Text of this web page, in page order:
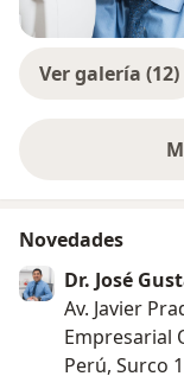
Ver galería (12)
Novedades
Dr. José
Av. Javier
Empresarial
Perú, Surco